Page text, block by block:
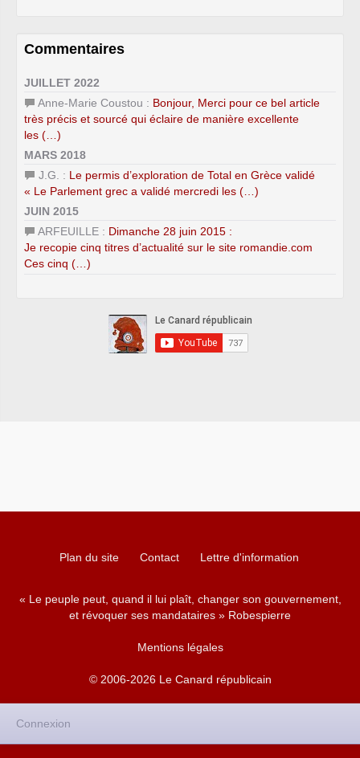
Commentaires
JUILLET 2022
Anne-Marie Coustou : Bonjour, Merci pour ce bel article
très précis et sourcé qui éclaire de manière excellente
les (…)
MARS 2018
J.G. : Le permis d’exploration de Total en Grèce validé
« Le Parlement grec a validé mercredi les (…)
JUIN 2015
ARFEUILLE : Dimanche 28 juin 2015 :
Je recopie cinq titres d’actualité sur le site romandie.com
Ces cinq (…)
Plan du site Contact Lettre d'information
« Le peuple peut, quand il lui plaît, changer son gouvernement,
et révoquer ses mandataires » Robespierre
Mentions légales
© 2006-2026 Le Canard républicain
Connexion